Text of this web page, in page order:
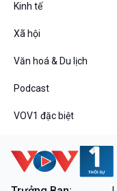
Kinh tế
Xã hội
Văn hoá & Du lịch
Podcast
VOV1 đặc biệt